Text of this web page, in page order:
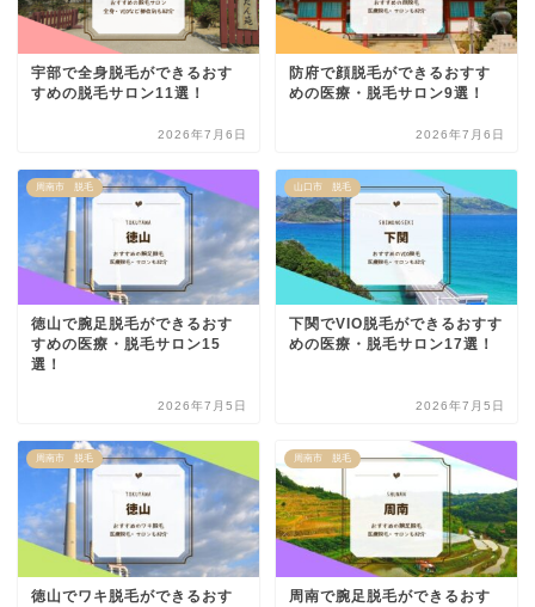
宇部で全身脱毛ができるおす
すめの脱毛サロン11選！
2026年7月6日
防府で顔脱毛ができるおすす
めの医療・脱毛サロン9選！
2026年7月6日
周南市 脱毛
徳山で腕足脱毛ができるおす
すめの医療・脱毛サロン15
選！
2026年7月5日
山口市 脱毛
下関でVIO脱毛ができるおすす
めの医療・脱毛サロン17選！
2026年7月5日
周南市 脱毛
徳山でワキ脱毛ができるおす
周南市 脱毛
周南で腕足脱毛ができるおす